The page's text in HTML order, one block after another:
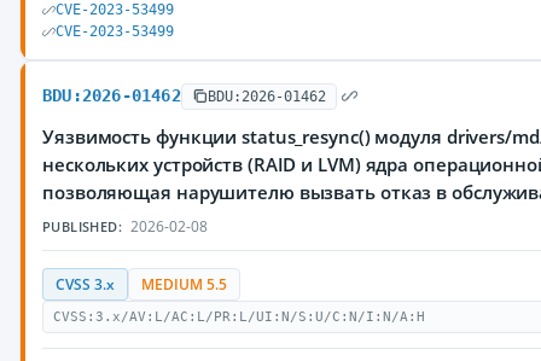
CVE-2023-53499
CVE-2023-53499
BDU:2026-01462 BDU:2026-01462
Уязвимость функции status_resync() модуля drivers/
нескольких устройств (RAID и LVM) ядра
позволяющая нарушителю вызвать отказ в
PUBLISHED: 2026-02-08
CVSS 3.x MEDIUM 5.5
CVSS:3.x/AV:L/AC:L/PR:L/UI:N/S:U/C:N/I:N/A:H